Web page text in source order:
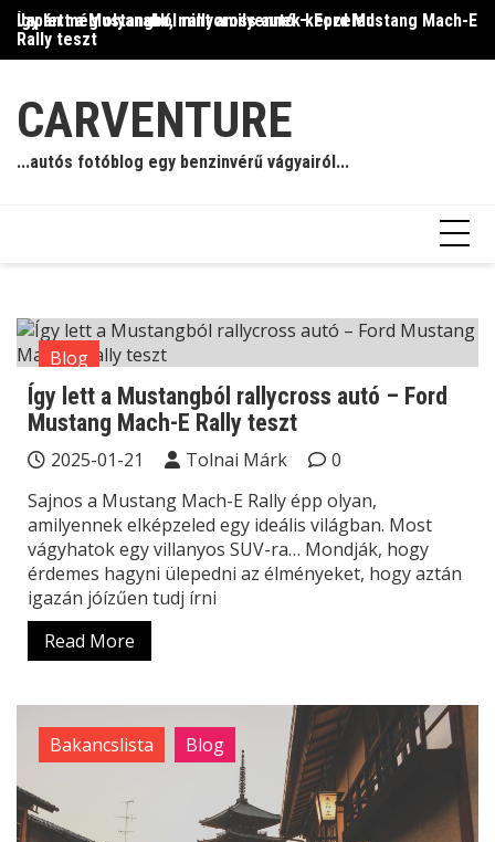
Skip
content
Így lett a Mustangból rallycross autó – Ford Mustang Mach-E
Rally teszt
Japán még olyanabb, mint amilyennek képzeled
CARVENTURE
...autós fotóblog egy benzinvérű vágyairól...
Blog
Így lett a Mustangból rallycross autó – Ford
Mustang Mach-E Rally teszt
2025-01-21 Tolnai Márk
0
Sajnos a Mustang Mach-E Rally épp olyan,
amilyennek elképzeled egy ideális világban. Most
vágyhatok egy villanyos SUV-ra… Mondják, hogy
érdemes hagyni ülepedni az élményeket, hogy aztán
igazán jóízűen tudj írni
Read More
Bakancslista Blog